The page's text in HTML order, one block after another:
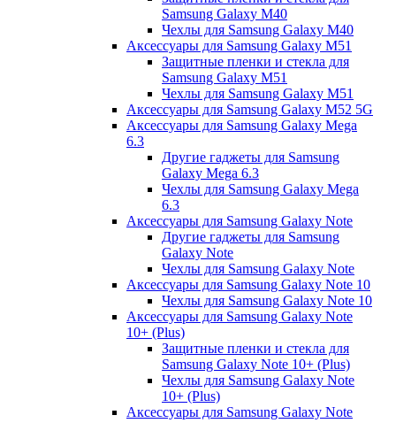
Samsung Galaxy M40
Чехлы для Samsung Galaxy M40
Аксессуары для Samsung Galaxy M51
Защитные пленки и стекла для
Samsung Galaxy M51
Чехлы для Samsung Galaxy M51
Аксессуары для Samsung Galaxy M52 5G
Аксессуары для Samsung Galaxy Mega
6.3
Другие гаджеты для Samsung
Galaxy Mega 6.3
Чехлы для Samsung Galaxy Mega
6.3
Аксессуары для Samsung Galaxy Note
Другие гаджеты для Samsung
Galaxy Note
Чехлы для Samsung Galaxy Note
Аксессуары для Samsung Galaxy Note 10
Чехлы для Samsung Galaxy Note 10
Аксессуары для Samsung Galaxy Note
10+ (Plus)
Защитные пленки и стекла для
Samsung Galaxy Note 10+ (Plus)
Чехлы для Samsung Galaxy Note
10+ (Plus)
Аксессуары для Samsung Galaxy Note